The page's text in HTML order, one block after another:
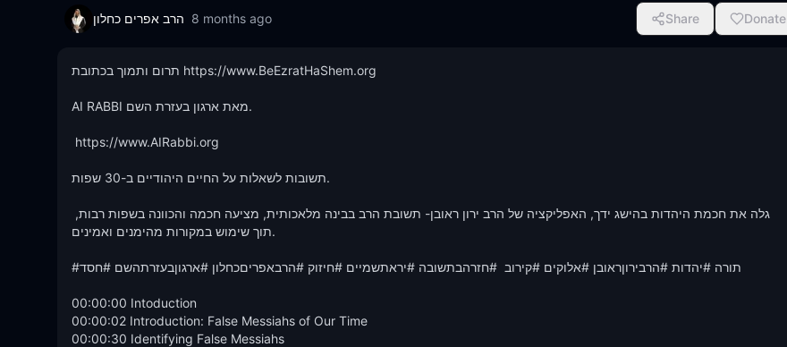
הרב אפרים כחלון 8 months ago Share Donate
תרום ותמוך בכתובת https://www.BeEzratHaShem.org
AI RABBI מאת ארגון בעזרת השם.
תשובות לשאלות על החיים היהודיים ב-30 שפות.
תוך שימוש במקורות מהימנים ואמינים.
#תורה #יהדות #הרבירוןראובן #אלוקים #קירוב  #חזרהבתשובה #יראתשמיים #חיזוק #הרבאפריםכחלון #ארגוןבעזרתהשם #חסד
00:00:00 Intoduction
00:00:02 Introduction: False Messiahs of Our Time
00:00:30 Identifying False Messiahs